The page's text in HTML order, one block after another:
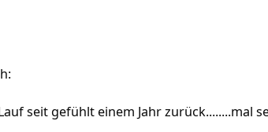
seit gefühlt einem Jahr zurück........mal